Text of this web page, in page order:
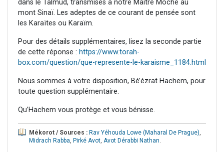
dans le Talmud, transmises à notre Maître Moché au
mont Sinaï. Les adeptes de ce courant de pensée sont
les Karaïtes ou Karaïm.
Pour des détails supplémentaires, lisez la seconde partie
de cette réponse : https://www.torah-
box.com/question/que-represente-le-karaisme_1184.html
Nous sommes à votre disposition, Bé’ézrat Hachem, pour
toute question supplémentaire.
Qu’Hachem vous protège et vous bénisse.
Mékorot / Sources : Rav Yéhouda Lowe (Maharal De Prague),
Midrach Rabba, Pirké Avot, Avot Dérabbi Nathan.